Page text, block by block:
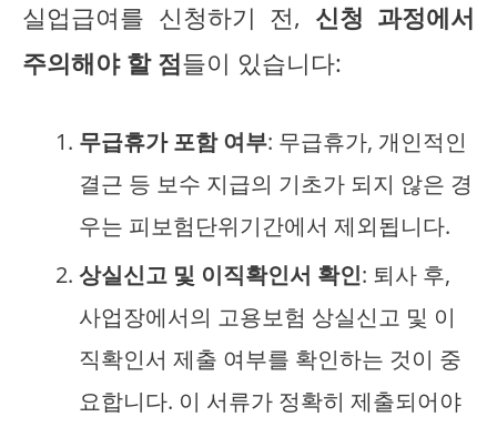
실업급여를 신청하기 전, 신청 과정에서
주의해야 할 점들이 있습니다:
무급휴가 포함 여부: 무급휴가, 개인적인
결근 등 보수 지급의 기초가 되지 않은 경
우는 피보험단위기간에서 제외됩니다.
상실신고 및 이직확인서 확인: 퇴사 후,
사업장에서의 고용보험 상실신고 및 이
직확인서 제출 여부를 확인하는 것이 중
요합니다. 이 서류가 정확히 제출되어야